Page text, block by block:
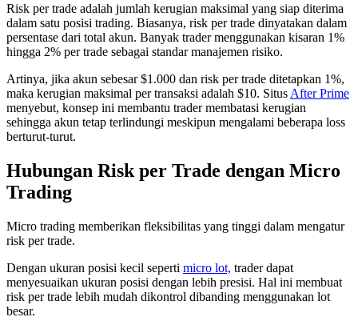
Risk per trade adalah jumlah kerugian maksimal yang siap diterima
dalam satu posisi trading. Biasanya, risk per trade dinyatakan dalam
persentase dari total akun. Banyak trader menggunakan kisaran 1%
hingga 2% per trade sebagai standar manajemen risiko.
Artinya, jika akun sebesar $1.000 dan risk per trade ditetapkan 1%,
maka kerugian maksimal per transaksi adalah $10. Situs After Prime
menyebut, konsep ini membantu trader membatasi kerugian
sehingga akun tetap terlindungi meskipun mengalami beberapa loss
berturut-turut.
Hubungan Risk per Trade dengan Micro
Trading
Micro trading memberikan fleksibilitas yang tinggi dalam mengatur
risk per trade.
Dengan ukuran posisi kecil seperti micro lot, trader dapat
menyesuaikan ukuran posisi dengan lebih presisi. Hal ini membuat
risk per trade lebih mudah dikontrol dibanding menggunakan lot
besar.